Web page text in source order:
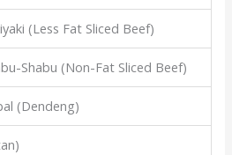
(Less Fat Sliced Beef)
Shabu (Non-Fat Sliced Beef)
(Dendeng)